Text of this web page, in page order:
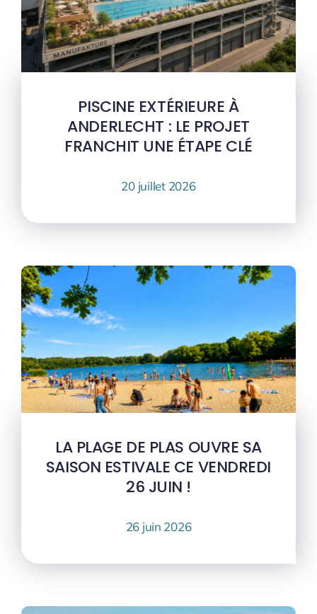
PISCINE EXTÉRIEURE À
ANDERLECHT : LE PROJET
FRANCHIT UNE ÉTAPE CLÉ
20 juillet 2026
LA PLAGE DE PLAS OUVRE SA
SAISON ESTIVALE CE VENDREDI
26 JUIN !
26 juin 2026